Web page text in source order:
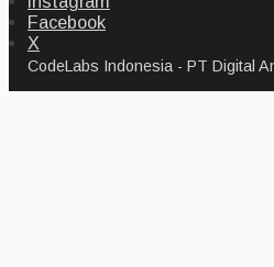
Facebook
X
CodeLabs Indonesia - PT Digital